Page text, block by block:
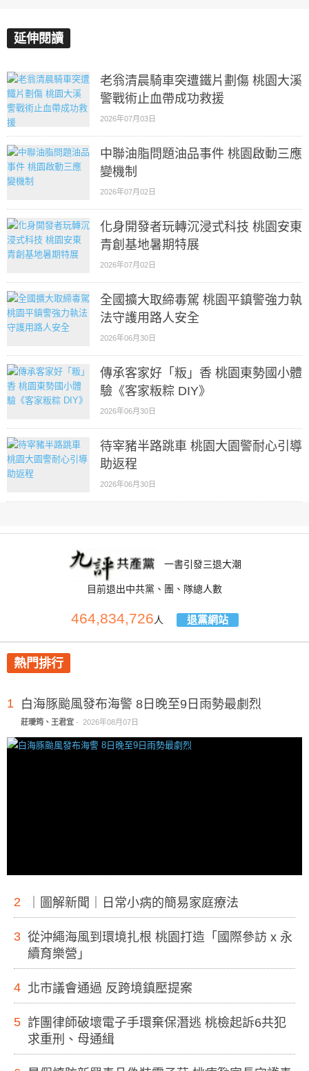
延伸閱讀
老翁清晨騎車突遭鐵片劃傷 桃園大溪
警戰術止血帶成功救援
2026年07月03日
中聯油脂問題油品事件 桃園啟動三應
變機制
2026年07月02日
化身開發者玩轉沉浸式科技 桃園安東
青創基地暑期特展
2026年07月02日
全國擴大取締毒駕 桃園平鎮警強力執
法守護用路人安全
2026年06月30日
傳承客家好「粄」香 桃園東勢國小體
驗《客家粄粽 DIY》
2026年06月30日
待宰豬半路跳車 桃園大園警耐心引導
助返程
2026年06月30日
一書引發三退大潮
目前退出中共黨、團、隊總人數
464,834,726人 退黨網站
熱門排行
1 白海豚颱風發布海警 8日晚至9日雨勢最劇烈
莊璦筠、王君宜 - 2026年08月07日
2 ｜圖解新聞｜日常小病的簡易家庭療法
3 從沖繩海風到環境扎根 桃園打造「國際參訪 x 永
續育樂營」
4 北市議會通過 反跨境鎮壓提案
5 詐團律師破壞電子手環棄保潛逃 桃檢起訴6共犯
求重刑、母通緝